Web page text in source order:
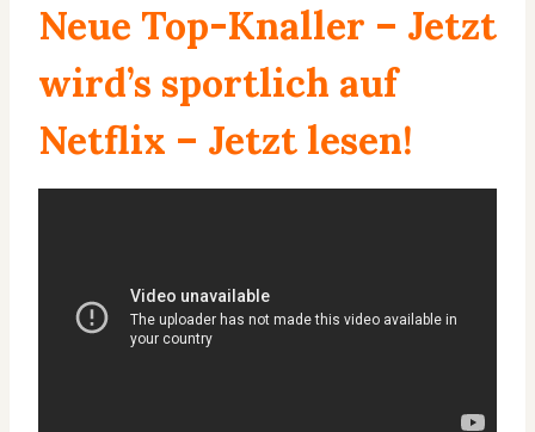
Neue Top-Knaller – Jetzt
wird’s sportlich auf
Netflix – Jetzt lesen!